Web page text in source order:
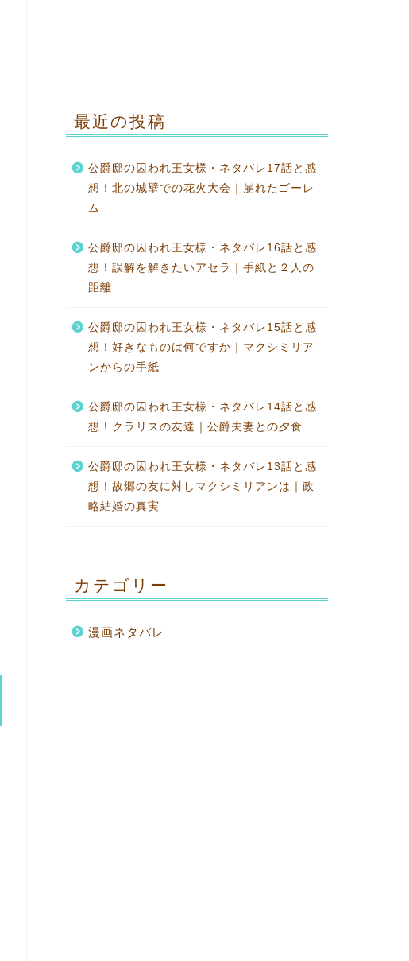
最近の投稿
公爵邸の囚われ王女様・ネタバレ17話と感
想！北の城壁での花火大会｜崩れたゴーレ
ム
公爵邸の囚われ王女様・ネタバレ16話と感
想！誤解を解きたいアセラ｜手紙と２人の
距離
公爵邸の囚われ王女様・ネタバレ15話と感
想！好きなものは何ですか｜マクシミリア
ンからの手紙
公爵邸の囚われ王女様・ネタバレ14話と感
想！クラリスの友達｜公爵夫妻との夕食
公爵邸の囚われ王女様・ネタバレ13話と感
想！故郷の友に対しマクシミリアンは｜政
略結婚の真実
カテゴリー
漫画ネタバレ